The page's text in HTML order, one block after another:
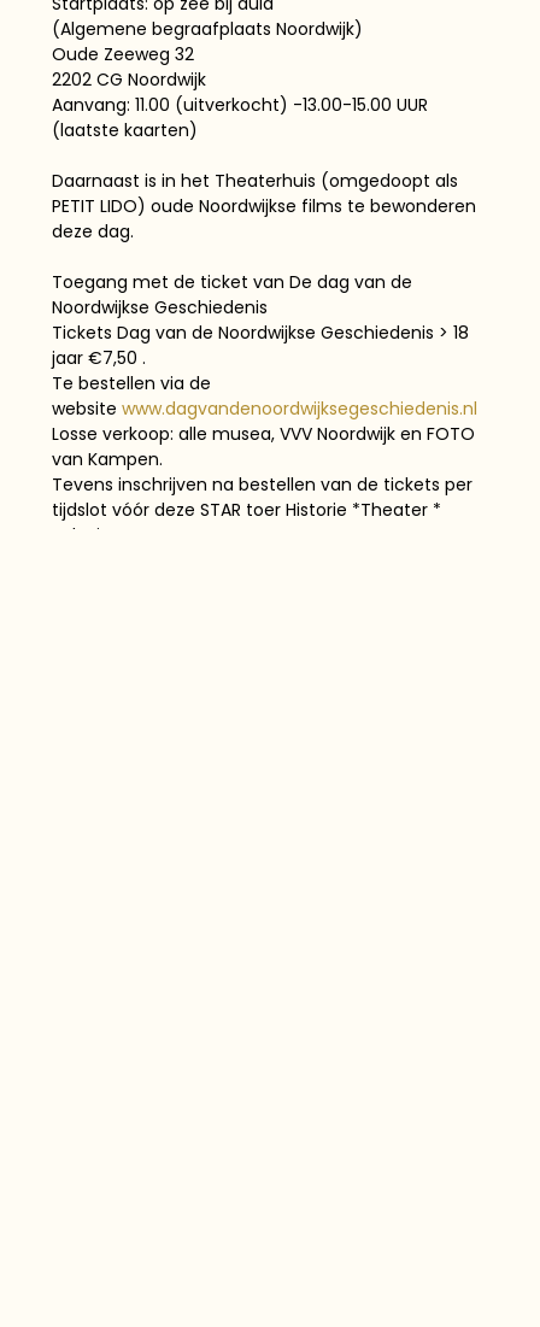
(Algemene begraafplaats Noordwijk)
Oude Zeeweg 32
2202 CG Noordwijk
Aanvang: 11.00 (uitverkocht) -13.00-15.00 UUR
(laatste kaarten)
Daarnaast is in het Theaterhuis (omgedoopt als
PETIT LIDO) oude Noordwijkse films te bewonderen
deze dag.
Toegang met de ticket van De dag van de
Noordwijkse Geschiedenis
Tickets Dag van de Noordwijkse Geschiedenis > 18
jaar €7,50 .
Te bestellen via de
website www.dagvandenoordwijksegeschiedenis.nl
Losse verkoop: alle musea, VVV Noordwijk en FOTO
van Kampen.
Tevens inschrijven na bestellen van de tickets per
tijdslot vóór deze STAR toer Historie *Theater *
Beleving.